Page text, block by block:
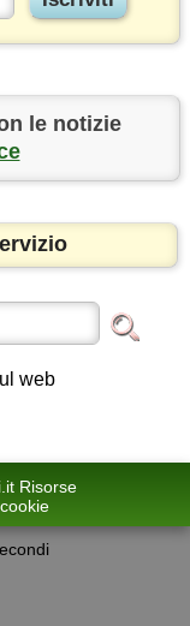
le notizie
web
Risorse